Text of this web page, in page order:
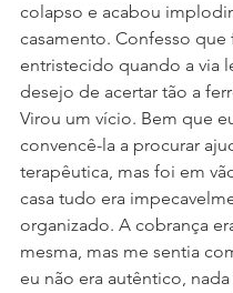
colapso e acabou
casamento. Confesso que
entristecido quando a via
desejo de acertar tão a
Virou um vício. Bem que
convencê-la a procurar
terapêutica, mas foi em
casa tudo era
organizado. A cobrança
mesma, mas me sentia
eu não era autêntico,